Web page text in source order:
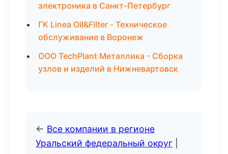
электроника в Санкт-Петербург
ГК Linea Oil&Filter - Техническое
обслуживание в Воронеж
ООО TechPlant Металлика - Сборка
узлов и изделий в Нижневартовск
← Все компании в регионе
Уральский федеральный округ